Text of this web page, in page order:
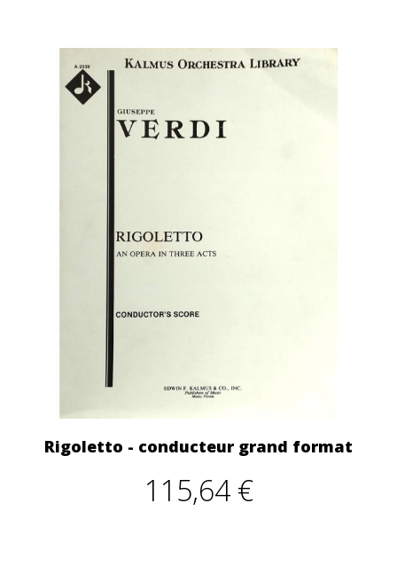
Rigoletto - conducteur grand format
115,64 €